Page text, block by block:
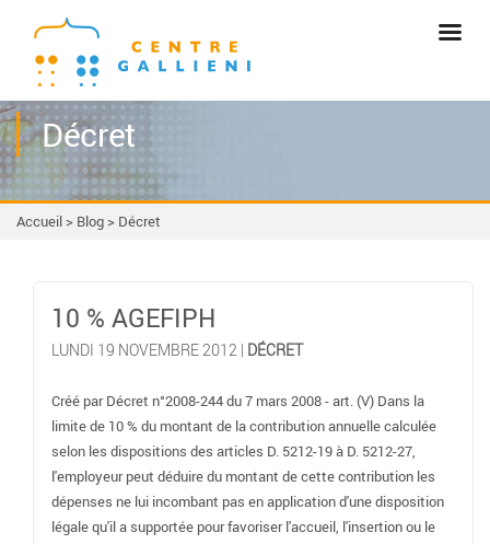
Décret
Accueil > Blog > Décret
10 % AGEFIPH
LUNDI 19 NOVEMBRE 2012 | DÉCRET
Créé par Décret n°2008-244 du 7 mars 2008 - art. (V) Dans la
limite de 10 % du montant de la contribution annuelle calculée
selon les dispositions des articles D. 5212-19 à D. 5212-27,
l'employeur peut déduire du montant de cette contribution les
dépenses ne lui incombant pas en application d'une disposition
légale qu'il a supportée pour favoriser l'accueil, l'insertion ou le